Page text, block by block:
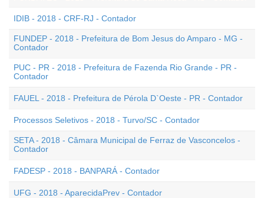
IDIB - 2018 - CRF-RJ - Contador
FUNDEP - 2018 - Prefeitura de Bom Jesus do Amparo - MG -
Contador
PUC - PR - 2018 - Prefeitura de Fazenda Rio Grande - PR -
Contador
FAUEL - 2018 - Prefeitura de Pérola D`Oeste - PR - Contador
Processos Seletivos - 2018 - Turvo/SC - Contador
SETA - 2018 - Câmara Municipal de Ferraz de Vasconcelos -
Contador
FADESP - 2018 - BANPARÁ - Contador
UFG - 2018 - AparecidaPrev - Contador